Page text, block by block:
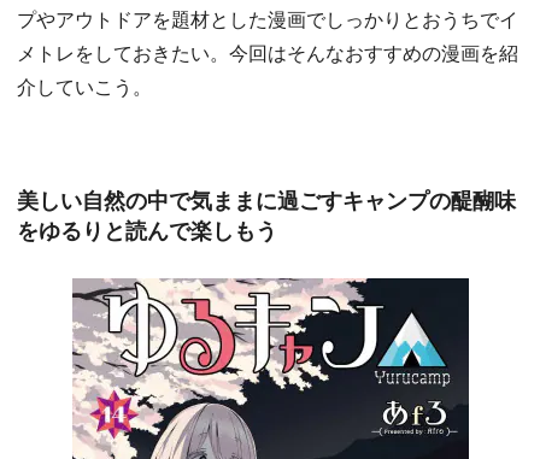
プやアウトドアを題材とした漫画でしっかりとおうちでイ
メトレをしておきたい。今回はそんなおすすめの漫画を紹
介していこう。
美しい自然の中で気ままに過ごすキャンプの醍醐味
をゆるりと読んで楽しもう